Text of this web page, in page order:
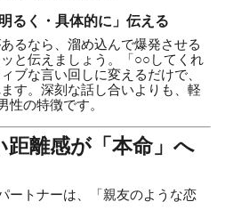
るく・具体的に」伝える
るなら、溜め込んで爆発させる
と伝えましょう。「○○してくれ
ブな言い回しに変えるだけで、
す。深刻な話し合いよりも、軽
性の特徴です。
距離感が「本命」へ
ートナーは、「親友のような恋